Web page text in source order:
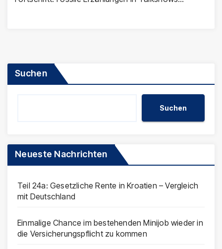
Suchen
Suchen
Neueste Nachrichten
Teil 24a: Gesetzliche Rente in Kroatien – Vergleich
mit Deutschland
Einmalige Chance im bestehenden Minijob wieder in
die Versicherungspflicht zu kommen